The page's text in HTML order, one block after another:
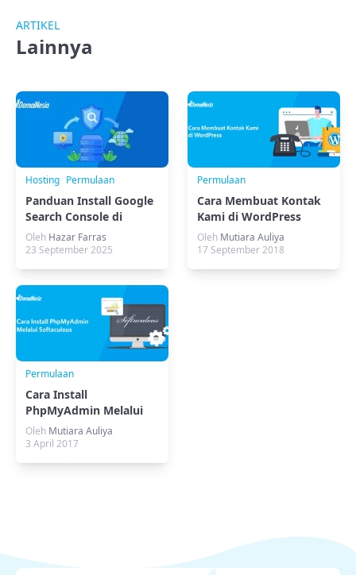
ARTIKEL
Lainnya
Hosting Permulaan
Panduan Install Google
Search Console di
Hosting
Oleh Hazar Farras
23 September 2025
Permulaan
Cara Membuat Kontak
Kami di WordPress
Oleh Mutiara Auliya
17 September 2018
Permulaan
Cara Install
PhpMyAdmin Melalui
Softaculous
Oleh Mutiara Auliya
3 April 2017